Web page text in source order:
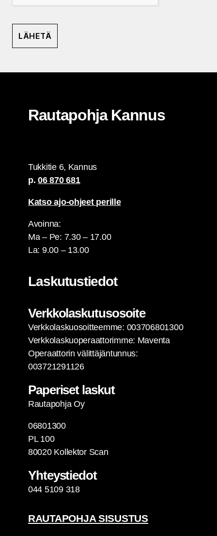
Rau­ta­poh­ja Kannus
Tuk­ki­tie 6, Kan­nus
p.06 870 681
Kat­so ajo-ohjeet perille
Avoin­na:
Ma – Pe: 7.30 – 17.00
La: 9.00 – 13.00
Las­ku­tus­tie­dot
Verk­ko­las­ku­tuso­soi­te
Verk­ko­las­kuo­soit­teem­me: 003706801300
Verk­ko­las­kuo­pe­raat­to­rim­me: Maven­ta
Ope­raat­to­rin välit­tä­jän­tun­nus:
003721291126
Pape­ri­set laskut
Rau­ta­poh­ja Oy
06801300
PL 100
80020 Kol­lek­tor Scan
Yhteys­tie­dot
044 5109 318
RAU­TA­POH­JA SISUSTUS